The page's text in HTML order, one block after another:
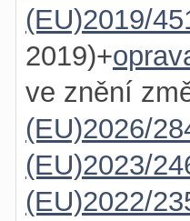
(EU)2019/
2019)+
ve znění
(EU)2026/
(EU)2023/
(EU)2022/